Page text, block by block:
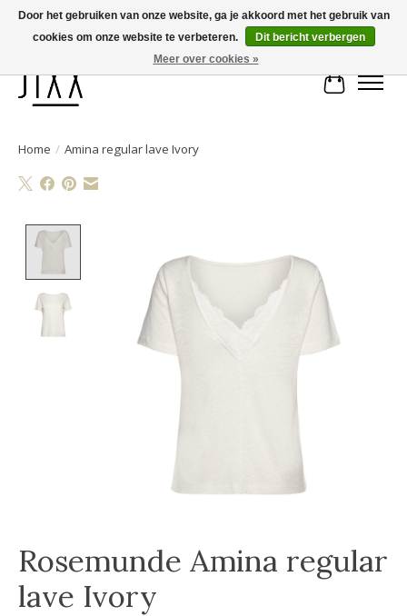
Voor 14.00 uur besteld, vandaag verstuurd | Gratis verzending vanaf € 75
Home / Amina regular lave Ivory
Rosemunde Amina regular
lave Ivory
Door het gebruiken van onze website, ga je akkoord met het gebruik van
cookies om onze website te verbeteren.
Dit bericht verbergen
Meer over cookies »